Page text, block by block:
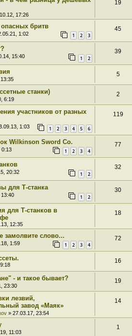
17:26
19
бритв
1:02 1 2 3
45
15:40 1 2
39
5
станки)
6:19
2
участников от разных
1:03 1 2 3 4 5 6
119
Wilkinson Sword Co.
0:13 1 2 3 4
77
20:32 1 2
32
для Т-станка
1 2
30
для Т-станков в
12:35
18
замолвите слово...
1:59 1 2 3 4
72
16
- и такое бывает?
23:30
19
лезвий,
завод «Маяк»
» 27.03.17, 23:54
14
11:03
1